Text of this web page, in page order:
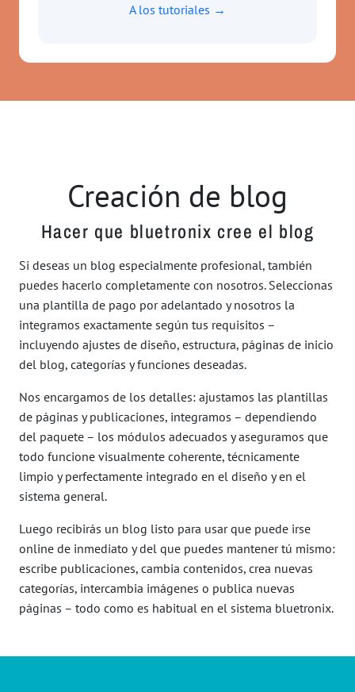
A los tutoriales →
Creación de blog
Hacer que bluetronix cree el blog
Si deseas un blog especialmente profesional, también
puedes hacerlo completamente con nosotros. Seleccionas
una plantilla de pago por adelantado y nosotros la
integramos exactamente según tus requisitos –
incluyendo ajustes de diseño, estructura, páginas de inicio
del blog, categorías y funciones deseadas.
Nos encargamos de los detalles: ajustamos las plantillas
de páginas y publicaciones, integramos – dependiendo
del paquete – los módulos adecuados y aseguramos que
todo funcione visualmente coherente, técnicamente
limpio y perfectamente integrado en el diseño y en el
sistema general.
Luego recibirás un blog listo para usar que puede irse
online de inmediato y del que puedes mantener tú mismo:
escribe publicaciones, cambia contenidos, crea nuevas
categorías, intercambia imágenes o publica nuevas
páginas – todo como es habitual en el sistema bluetronix.